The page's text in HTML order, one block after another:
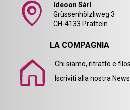
Ideoon Sàrl
Grüssenhölzliweg 3
CH-4133 Pratteln
LA COMPAGNIA
Chi siamo, ritratto e
Iscriviti alla nostra